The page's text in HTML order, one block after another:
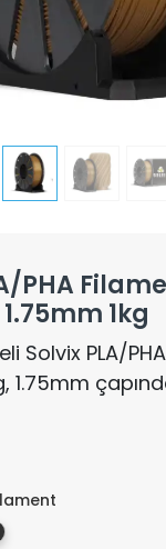
PHA
1.75mm 1kg
Solvix PLA/PHA
1.75mm